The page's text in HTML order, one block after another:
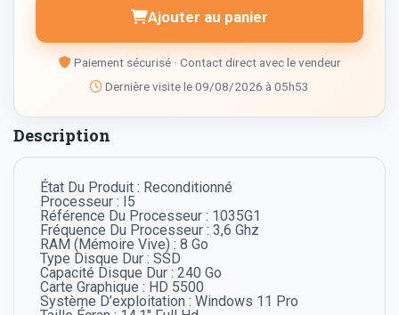
Ajouter au panier
Paiement sécurisé · Contact direct avec le vendeur
Dernière visite le 09/08/2026 à 05h53
Description
État Du Produit : Reconditionné
Processeur : I5
Référence Du Processeur : 1035G1
Fréquence Du Processeur : 3,6 Ghz
RAM (Mémoire Vive) : 8 Go
Type Disque Dur : SSD
Capacité Disque Dur : 240 Go
Carte Graphique : HD 5500
Système D’exploitation : Windows 11 Pro